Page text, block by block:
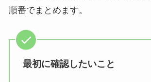
順番でまとめます。
最初に確認したいこと